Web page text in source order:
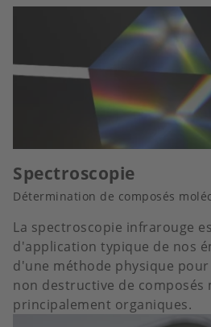
Spectroscopie
Détermination de composés
La spectroscopie infrarouge
d'application typique de nos
d'une méthode physique
non destructive de composés
principalement organiques.